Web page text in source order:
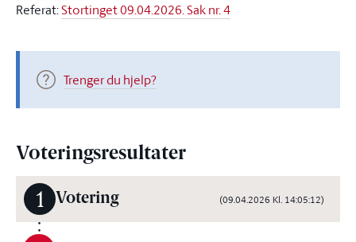
Referat:Stortinget 09.04.2026. Sak nr. 4
Trenger du hjelp?
Voteringsresultater
1 Votering (09.04.2026 Kl. 14:05:12)